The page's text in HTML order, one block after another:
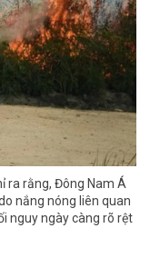
ra rằng, Đông Nam Á
nắng nóng liên quan
nguy ngày càng rõ rệt